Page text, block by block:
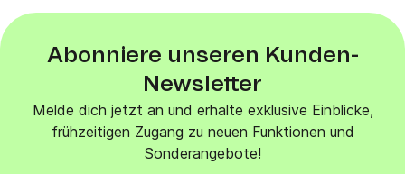
Abonniere unseren Kunden-
Newsletter
Melde dich jetzt an und erhalte exklusive Einblicke,
frühzeitigen Zugang zu neuen Funktionen und
Sonderangebote!